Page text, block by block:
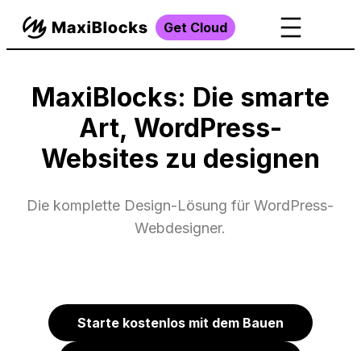
Get Cloud
MaxiBlocks: Die smarte
Art, WordPress-
Websites zu designen
Die komplette Design-Lösung für WordPress-
Webdesigner.
Starte kostenlos mit dem Bauen